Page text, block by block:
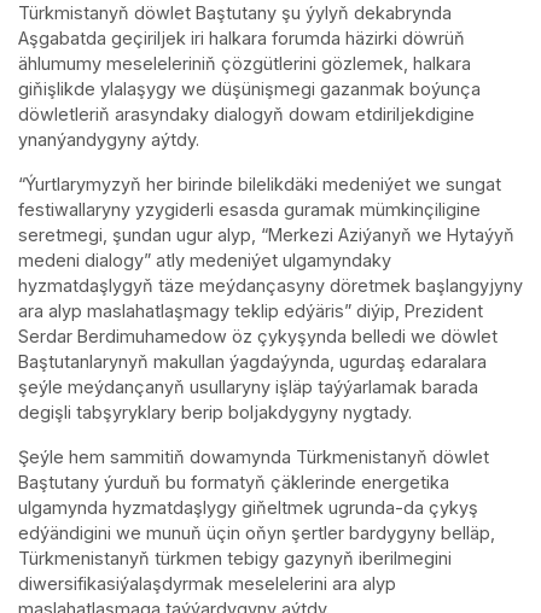
Türkmistanyň döwlet Baştutany şu ýylyň dekabrynda
Aşgabatda geçiriljek iri halkara forumda häzirki döwrüň
ählumumy meseleleriniň çözgütlerini gözlemek, halkara
giňişlikde ylalaşygy we düşünişmegi gazanmak boýunça
döwletleriň arasyndaky dialogyň dowam etdiriljekdigine
ynanýandygyny aýtdy.
“Ýurtlarymyzyň her birinde bilelikdäki medeniýet we sungat
festiwallaryny yzygiderli esasda guramak mümkinçiligine
seretmegi, şundan ugur alyp, “Merkezi Aziýanyň we Hytaýyň
medeni dialogy” atly medeniýet ulgamyndaky
hyzmatdaşlygyň täze meýdançasyny döretmek başlangyjyny
ara alyp maslahatlaşmagy teklip edýäris” diýip, Prezident
Serdar Berdimuhamedow öz çykyşynda belledi we döwlet
Baştutanlarynyň makullan ýagdaýynda, ugurdaş edaralara
şeýle meýdançanyň usullaryny işläp taýýarlamak barada
degişli tabşyryklary berip boljakdygyny nygtady.
Şeýle hem sammitiň dowamynda Türkmenistanyň döwlet
Baştutany ýurduň bu formatyň çäklerinde energetika
ulgamynda hyzmatdaşlygy giňeltmek ugrunda-da çykyş
edýändigini we munuň üçin oňyn şertler bardygyny belläp,
Türkmenistanyň türkmen tebigy gazynyň iberilmegini
diwersifikasiýalaşdyrmak meselelerini ara alyp
maslahatlaşmaga taýýardygyny aýtdy.